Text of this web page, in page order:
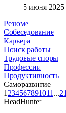
5 июня 2025
Резюме
Собеседование
Карьера
Поиск работы
Трудовые споры
Профессии
Продуктивность
Саморазвитие
1 234567891011 ...21
HeadHunter